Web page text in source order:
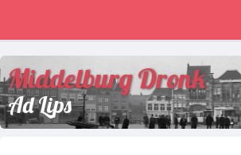
Middelburg Dronk
Ad Lips